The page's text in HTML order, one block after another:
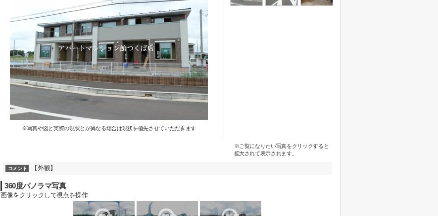
※写真や図と実際の現状とが異なる場合は現状を優先させていただきます
※ご覧になりたい写真をクリックすると
拡大されて表示されます。
コメント 【外観】
360度パノラマ写真
画像をクリックして視点を操作